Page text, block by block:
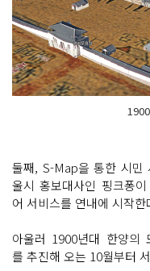
둘째, S-Map을 통한 시민
울시 홍보대사인 핑크퐁
어 서비스를 연내에 시작한
아울러 1900년대 한양의
를 추진해 오는 10월부터